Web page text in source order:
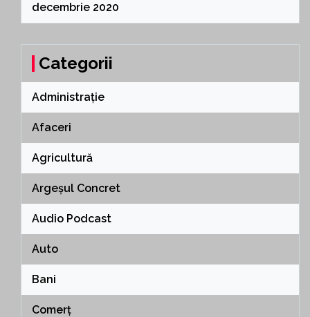
decembrie 2020
Categorii
Administrație
Afaceri
Agricultură
Argeșul Concret
Audio Podcast
Auto
Bani
Comerț